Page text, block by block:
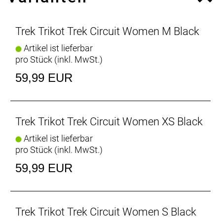
Die 37.5-Aktivpartikeltechnologie des Circuit
kühl und trocken zu halten und eine ideale
Celsius.
Rutschfeste Ärmel
Ärmel mit Raw-Cut-Bündchen mit Silikongrippern
Erweiterte Abdeckung am Rücken
Abdeckung und sitzt dank Silikongrippern
rutschfest.
Alles Notwendige dabei
Trek Trikot Trek Circuit Women M Black
Artikel ist lieferbar
pro Stück (inkl. MwSt.)
59,99 EUR
Trek Trikot Trek Circuit Women XS Black
Artikel ist lieferbar
pro Stück (inkl. MwSt.)
59,99 EUR
Trek Trikot Trek Circuit Women S Black